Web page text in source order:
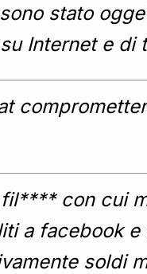
stato
Internet e di
con cui
a facebook
soldi